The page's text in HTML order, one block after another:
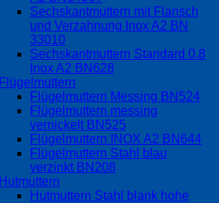
Sechskantmuttern mit Flansch
und Verzahnung Inox A2 BN
33010
Sechskantmuttern Standard 0.8
Inox A2 BN628
Flügelmuttern
Flügelmuttern Messing BN524
Flügelmuttern messing
vernickelt BN525
Flügelmuttern INOX A2 BN644
Flügelmuttern Stahl blau
verzinkt BN208
Hutmuttern
Hutmuttern Stahl blank hohe